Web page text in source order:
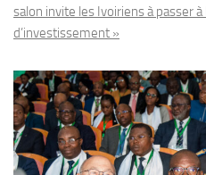
salon invite les Ivoiriens à passer à
d’investissement »